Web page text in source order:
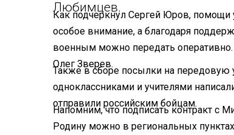
Любимцев.
Как подчеркнул Сергей Юров, помощи
особое внимание, а благодаря
военным можно передать
Олег Зверев.
Также в сборе посылки на передовую
одноклассниками и учителями
отправили российским бойцам.
Напомним, что подписать контракт с
Родину можно в региональных